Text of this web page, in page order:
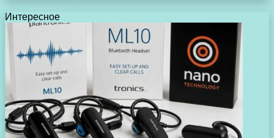
Интересное